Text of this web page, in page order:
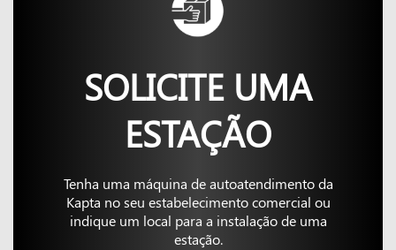
SOLICITE UMA
ESTAÇÃO
Tenha uma máquina de autoatendimento da
Kapta no seu estabelecimento comercial ou
indique um local para a instalação de uma
estação.